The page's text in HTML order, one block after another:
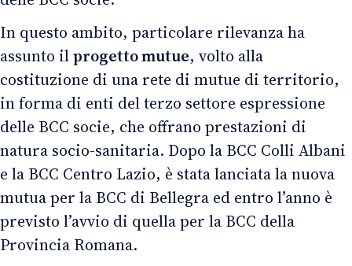
In questo ambito, particolare rilevanza ha
assunto ilprogetto mutue, volto alla
costituzione di una rete di mutue di territorio,
in forma di enti del terzo settore espressione
delle BCC socie, che offrano prestazioni di
natura socio-sanitaria. Dopo la BCC Colli Albani
e la BCC Centro Lazio, è stata lanciata la nuova
mutua per la BCC di Bellegra ed entro l’anno è
previsto l’avvio di quella per la BCC della
Provincia Romana.